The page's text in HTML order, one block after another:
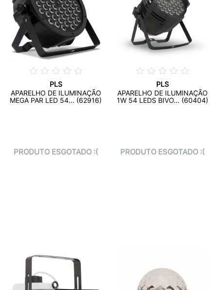
PLS
APARELHO DE ILUMINAÇÃO
MEGA PAR LED 54... (62916)
PRODUTO ESGOTADO :(
PLS
APARELHO DE ILUMINAÇÃO
1W 54 LEDS BIVO... (60404)
PRODUTO ESGOTADO :(